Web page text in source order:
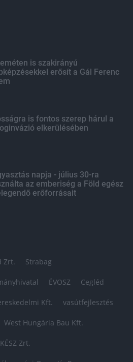
is szakirányú
erősít a Gál Ferenc
is fontos szerep hárul a
elkerülésében
napja - július 30-ra
az emberiség a Föld egész
erőforrásait
Zrt. Strabag
ÉVOSZ Cegléd
Kft. vasútfejlesztés
West Hungária Bau Kft.
KÉSZ Zrt.